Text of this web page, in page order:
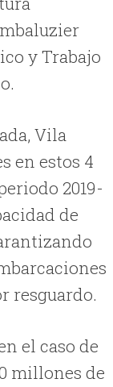
y Trabajo
Vila
en estos 4
2019-
de
resguardo.
el caso de
millones de